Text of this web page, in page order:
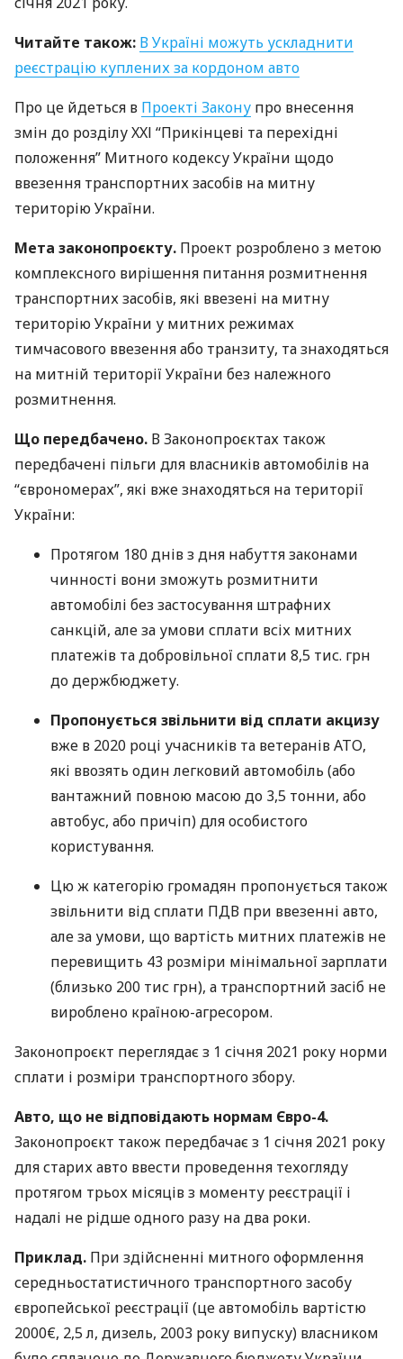
Читайте також: В Україні можуть ускладнити
реєстрацію куплених за кордоном авто
Про це йдеться в Проекті Закону про внесення
змін до розділуXXІ “Прикінцеві та перехідні
положення” Митного кодексу України щодо
ввезення транспортних засобів на митну
територію України.
Мета законопроєкту. Проект розроблено з метою
комплексного вирішення питання розмитнення
транспортних засобів, які ввезені на митну
територію України у митних режимах
тимчасового ввезення або транзиту, та знаходяться
на митній території України без належного
розмитнення.
Що передбачено. В Законопроєктах також
передбачені пільги для власників автомобілів на
“єврономерах”, які вже знаходяться на території
України:
Протягом 180 днів з дня набуття законами
чинності вони зможуть розмитнити
автомобілі без застосування штрафних
санкцій, але за умови сплати всіх митних
платежів та добровільної сплати 8,5 тис. грн
до держбюджету.
Пропонується звільнити від сплати акцизу
вже в 2020 році учасників та ветеранівАТО,
які ввозять один легковий автомобіль (або
вантажний повною масою до 3,5 тонни, або
автобус, або причіп) для особистого
користування.
Цю ж категорію громадян пропонується також
звільнити від сплати ПДВ при ввезенні авто,
але за умови, що вартість митних платежів не
перевищить 43 розміри мінімальної зарплати
(близько 200 тис грн), а транспортний засіб не
вироблено країною-агресором.
Законопроєкт переглядає з 1 січня 2021 року норми
сплати і розміри транспортного збору.
Авто, що не відповідають нормам Євро-4.
Законопроєкт також передбачає з 1 січня 2021 року
для старих авто ввести проведення техогляду
протягом трьох місяців з моменту реєстрації і
надалі не рідше одного разу на два роки.
Приклад. При здійсненні митного оформлення
середньостатистичного транспортного засобу
європейської реєстрації (це автомобіль вартістю
2000€, 2,5 л, дизель, 2003 року випуску) власником